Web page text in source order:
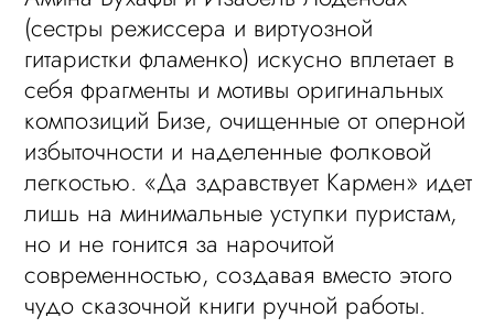
(сестры режиссера и виртуозной
гитаристки фламенко) искусно вплетает в
себя фрагменты и мотивы оригинальных
композиций Бизе, очищенные от оперной
избыточности и наделенные фолковой
легкостью. «Да здравствует Кармен» идет
лишь на минимальные уступки пуристам,
но и не гонится за нарочитой
современностью, создавая вместо этого
чудо сказочной книги ручной работы.